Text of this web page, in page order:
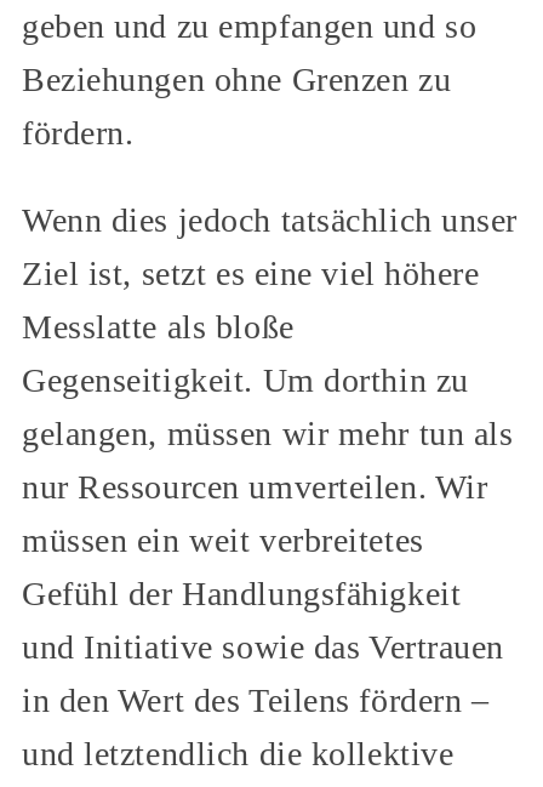
geben und zu empfangen und so
Beziehungen ohne Grenzen zu
fördern.
Wenn dies jedoch tatsächlich unser
Ziel ist, setzt es eine viel höhere
Messlatte als bloße
Gegenseitigkeit. Um dorthin zu
gelangen, müssen wir mehr tun als
nur Ressourcen umverteilen. Wir
müssen ein weit verbreitetes
Gefühl der Handlungsfähigkeit
und Initiative sowie das Vertrauen
in den Wert des Teilens fördern –
und letztendlich die kollektive